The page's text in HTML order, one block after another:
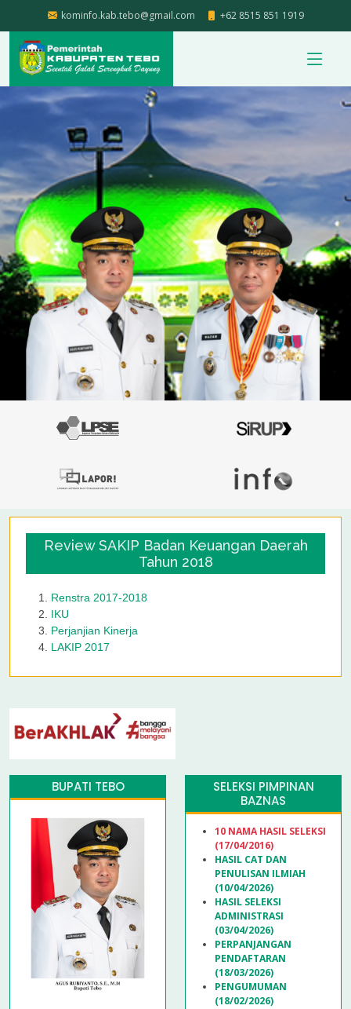
kominfo.kab.tebo@gmail.com +62 8515 851 1919
Review SAKIP Badan Keuangan Daerah
Tahun 2018
Renstra 2017-2018
IKU
Perjanjian Kinerja
LAKIP 2017
BUPATI TEBO
SELEKSI PIMPINAN
BAZNAS
10 NAMA HASIL SELEKSI
(17/04/2016)
HASIL CAT DAN
PENULISAN ILMIAH
(10/04/2026)
HASIL SELEKSI
ADMINISTRASI
(03/04/2026)
PERPANJANGAN
PENDAFTARAN
(18/03/2026)
PENGUMUMAN
(18/02/2026)